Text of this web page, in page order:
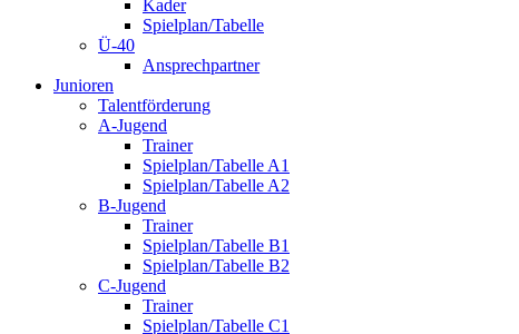
Kader
Spielplan/Tabelle
Ü-40
Ansprechpartner
Junioren
Talentförderung
A-Jugend
Trainer
Spielplan/Tabelle A1
Spielplan/Tabelle A2
B-Jugend
Trainer
Spielplan/Tabelle B1
Spielplan/Tabelle B2
C-Jugend
Trainer
Spielplan/Tabelle C1